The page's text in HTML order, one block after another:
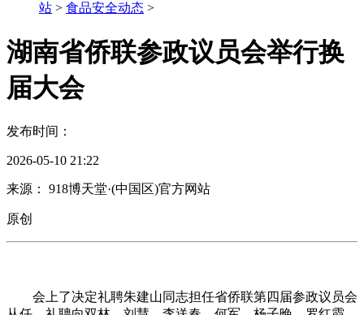
站 > 食品安全动态 >
湖南省侨联参政议员会举行换
届大会
发布时间：
2026-05-10 21:22
来源： 918博天堂·(中国区)官方网站
原创
会上了决定礼聘朱建山同志担任省侨联第四届参政议员会